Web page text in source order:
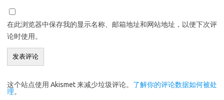
在此浏览器中保存我的显示名称、邮箱地址和网站地址，以便下次评
论时使用。
这个站点使用 Akismet 来减少垃圾评论。 了解你的评论数据如何被处
理。